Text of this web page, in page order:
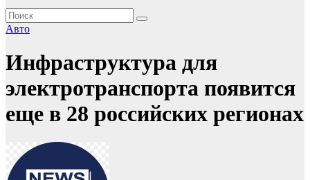
Авто
Инфраструктура для
электротранспорта появится
еще в 28 российских регионах